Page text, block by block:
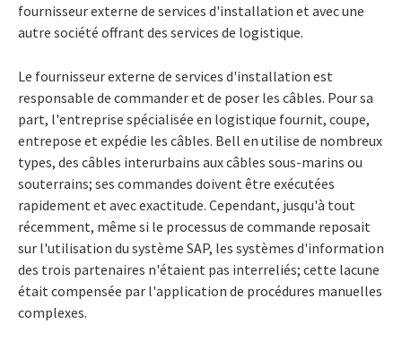
fournisseur externe de services d'installation et avec une
autre société offrant des services de logistique.
Le fournisseur externe de services d'installation est
responsable de commander et de poser les câbles. Pour sa
part, l'entreprise spécialisée en logistique fournit, coupe,
entrepose et expédie les câbles. Bell en utilise de nombreux
types, des câbles interurbains aux câbles sous-marins ou
souterrains; ses commandes doivent être exécutées
rapidement et avec exactitude. Cependant, jusqu'à tout
récemment, même si le processus de commande reposait
sur l'utilisation du système SAP, les systèmes d'information
des trois partenaires n'étaient pas interreliés; cette lacune
était compensée par l'application de procédures manuelles
complexes.